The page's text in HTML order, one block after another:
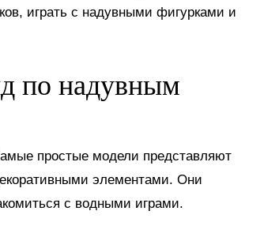
играть с надувными фигурками и
по надувным
простые модели представляют
элементами. Они
с водными играми.